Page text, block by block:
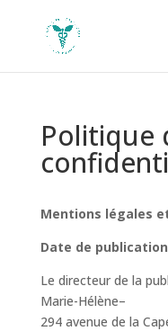
Politique
Mentions légales
Date de
Le directeur de la
Marie-Hélène–
294 avenue de la